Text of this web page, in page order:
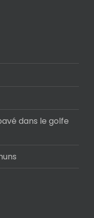
dans le golfe